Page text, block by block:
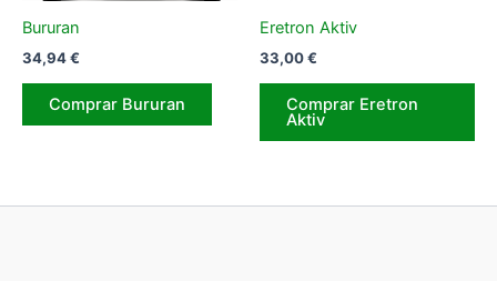
Bururan
34,94€
Comprar Bururan
Eretron Aktiv
33,00€
Comprar Eretron
Aktiv